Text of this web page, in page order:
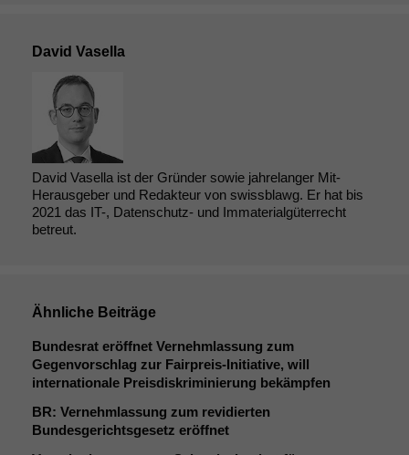
David Vasella
David Vasella ist der Gründer sowie jahrelanger Mit-
Herausgeber und Redakteur von swissblawg. Er hat bis
2021 das IT-, Datenschutz- und Immaterialgüterrecht
betreut.
Ähnliche Beiträge
Bundesrat eröffnet Vernehmlassung zum
Gegenvorschlag zur Fairpreis-Initiative, will
internationale Preisdiskriminierung bekämpfen
BR: Vernehmlassung zum revidierten
Bundesgerichtsgesetz eröffnet